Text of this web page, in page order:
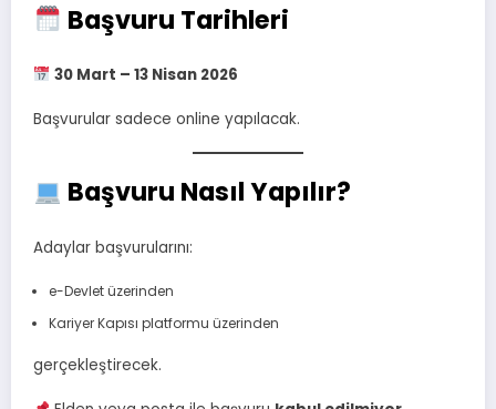
Başvuru Tarihleri
30 Mart – 13 Nisan 2026
Başvurular sadece online yapılacak.
Başvuru Nasıl Yapılır?
Adaylar başvurularını:
e-Devlet üzerinden
Kariyer Kapısı platformu üzerinden
gerçekleştirecek.